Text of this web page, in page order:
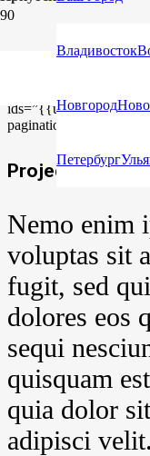
Владивосток
Новгород
Петербург
Project
Project Details
Nemo enim
voluptas sit
fugit, sed
dolores eos
sequi
quisquam
quia dolor
adipisci velit.